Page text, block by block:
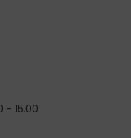
- 15.00